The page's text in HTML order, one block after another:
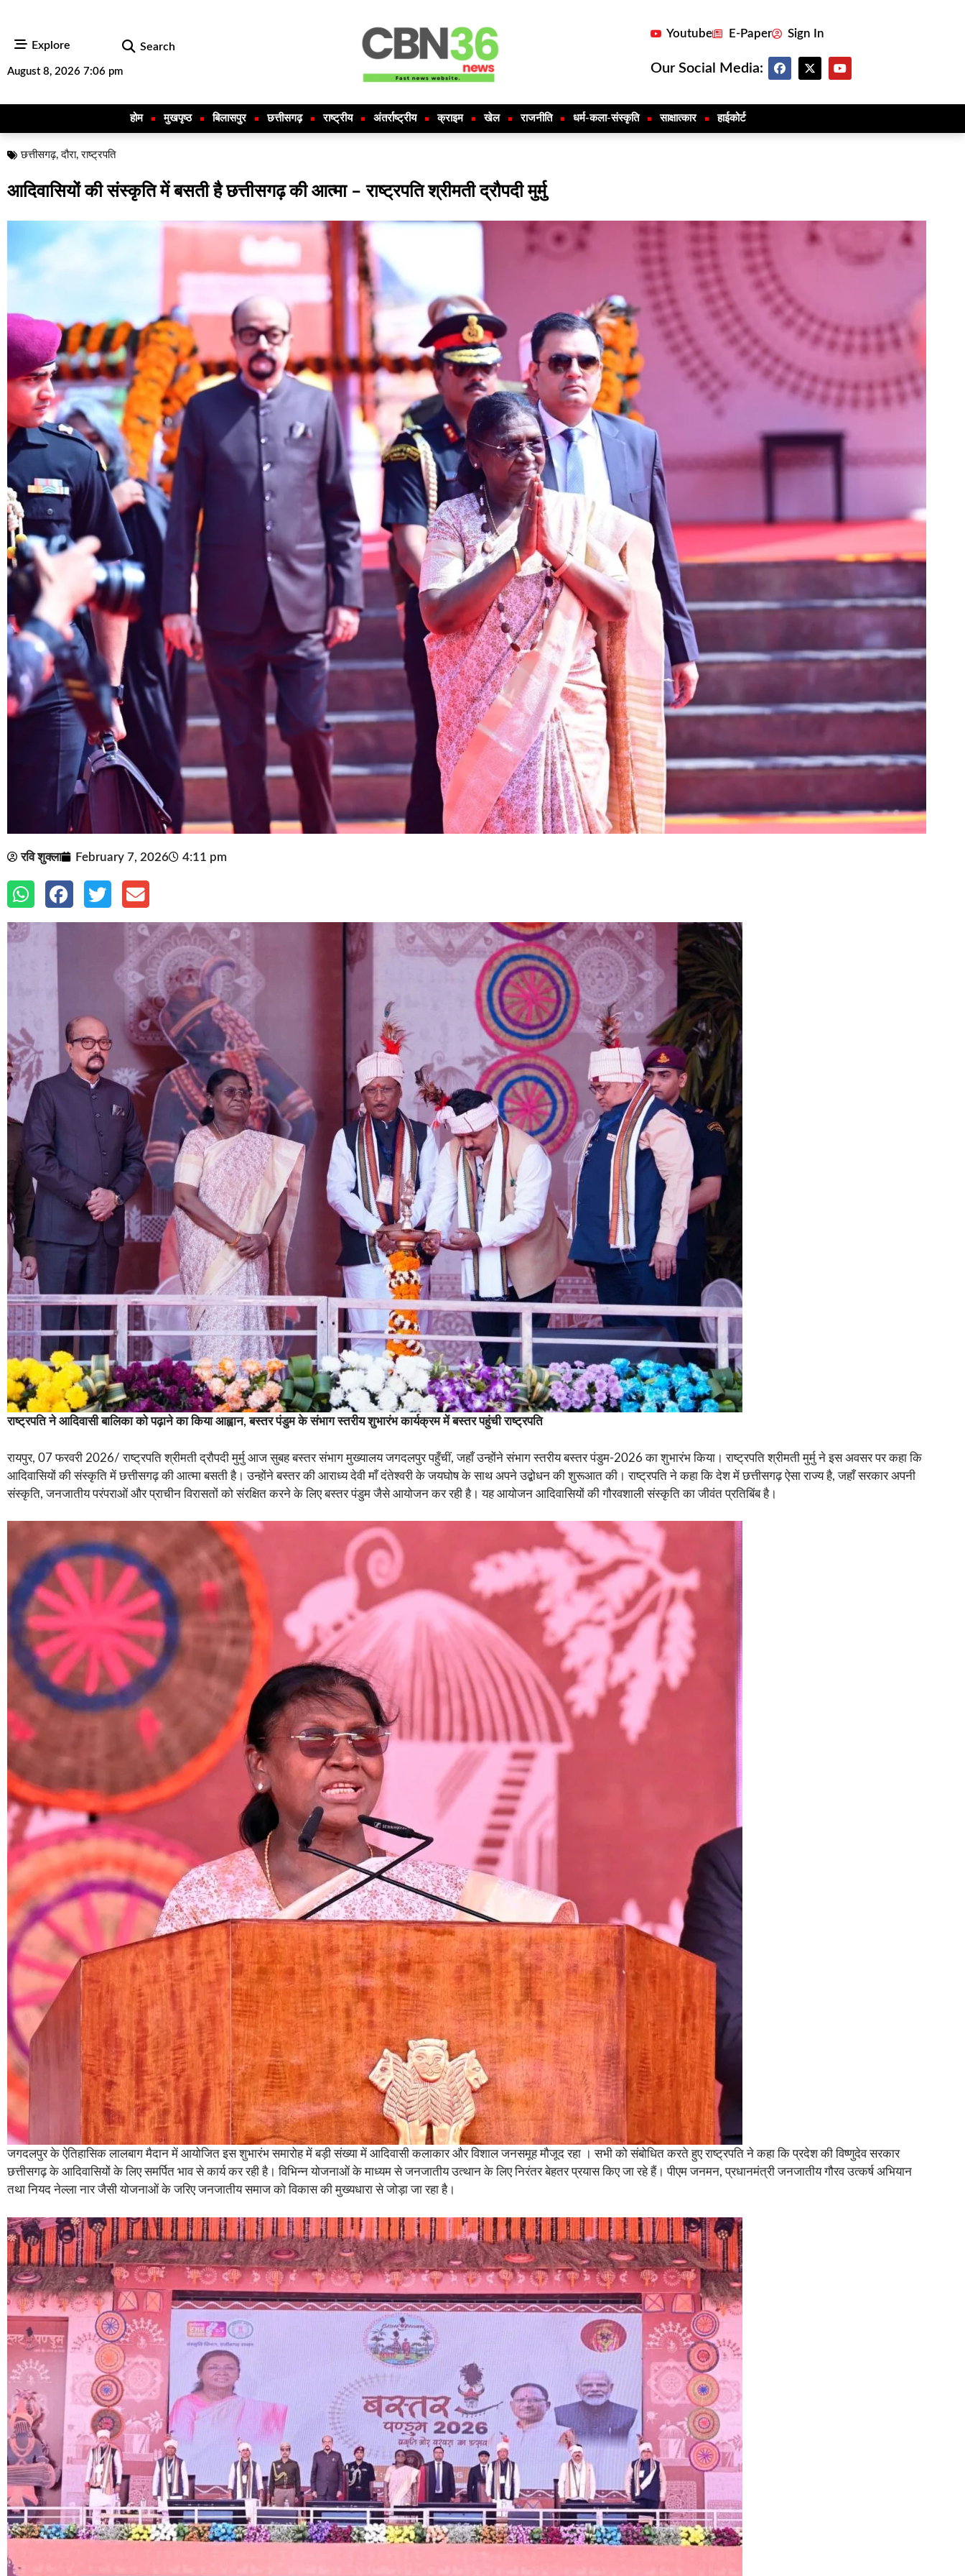
Explore Search
August 8, 2026 7:06 pm
Youtube E-Paper Sign In
Our Social Media:
होम मुखपृष्ठ बिलासपुर छत्तीसगढ़ राष्ट्रीय अंतर्राष्ट्रीय क्राइम खेल राजनीति धर्म-कला-संस्कृति साक्षात्कार हाईकोर्ट
छत्तीसगढ़,दौरा,राष्ट्रपति
आदिवासियों की संस्कृति में बसती है छत्तीसगढ़ की आत्मा – राष्ट्रपति श्रीमती द्रौपदी मुर्मु
रवि शुक्ला February 7, 2026 4:11 pm
राष्ट्रपति ने आदिवासी बालिका को पढ़ाने का किया आह्वान, बस्तर पंडुम के संभाग स्तरीय शुभारंभ कार्यक्रम में बस्तर पहुंची राष्ट्रपति
रायपुर, 07 फरवरी 2026/ राष्ट्रपति श्रीमती द्रौपदी मुर्मु आज सुबह बस्तर संभाग मुख्यालय जगदलपुर पहुँचीं, जहाँ उन्होंने संभाग स्तरीय बस्तर पंडुम-2026 का शुभारंभ किया। राष्ट्रपति श्रीमती मुर्मु ने इस अवसर पर कहा कि
आदिवासियों की संस्कृति में छत्तीसगढ़ की आत्मा बसती है। उन्होंने बस्तर की आराध्य देवी माँ दंतेश्वरी के जयघोष के साथ अपने उद्बोधन की शुरूआत की। राष्ट्रपति ने कहा कि देश में छत्तीसगढ़ ऐसा राज्य है, जहाँ सरकार अपनी
संस्कृति, जनजातीय परंपराओं और प्राचीन विरासतों को संरक्षित करने के लिए बस्तर पंडुम जैसे आयोजन कर रही है। यह आयोजन आदिवासियों की गौरवशाली संस्कृति का जीवंत प्रतिबिंब है।
जगदलपुर के ऐतिहासिक लालबाग मैदान में आयोजित इस शुभारंभ समारोह में बड़ी संख्या में आदिवासी कलाकार और विशाल जनसमूह मौजूद रहा । सभी को संबोधित करते हुए राष्ट्रपति ने कहा कि प्रदेश की विष्णुदेव सरकार
छत्तीसगढ़ के आदिवासियों के लिए समर्पित भाव से कार्य कर रही है। विभिन्न योजनाओं के माध्यम से जनजातीय उत्थान के लिए निरंतर बेहतर प्रयास किए जा रहे हैं। पीएम जनमन, प्रधानमंत्री जनजातीय गौरव उत्कर्ष अभियान
तथा नियद नेल्ला नार जैसी योजनाओं के जरिए जनजातीय समाज को विकास की मुख्यधारा से जोड़ा जा रहा है।